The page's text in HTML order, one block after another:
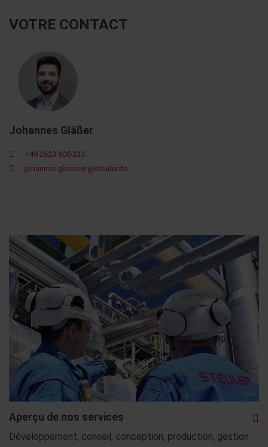
VOTRE CONTACT
Johannes Gläßer
+49 2623 600-233
johannes.glaesser@steuler.de
Aperçu de nos services
Développement, conseil, conception, production, gestion